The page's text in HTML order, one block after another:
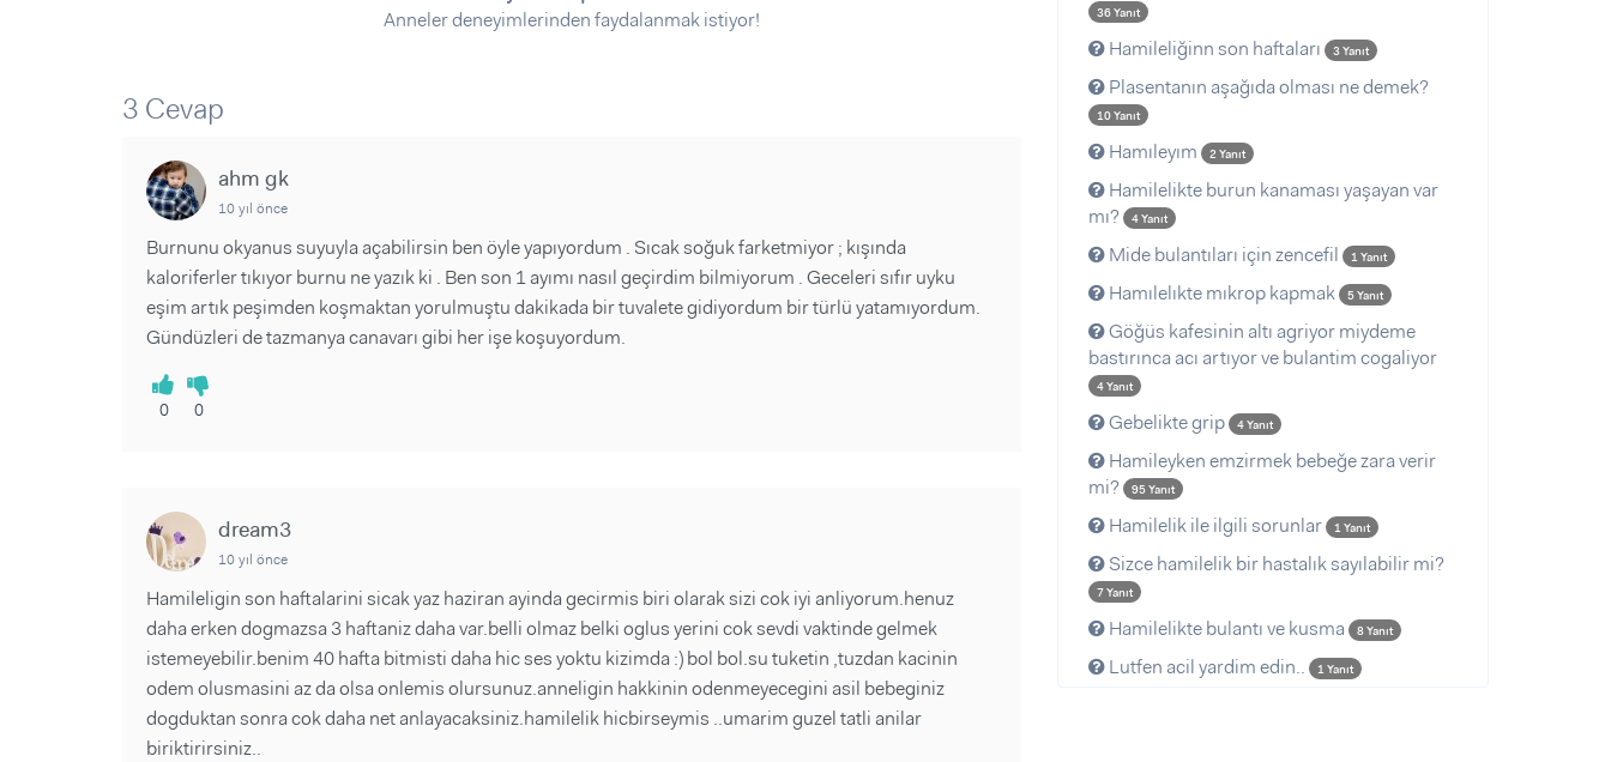
Eğlence
Anneler deneyimlerinden faydalanmak istiyor!
3 Cevap
ahm gk
10 yıl önce
Burnunu okyanus suyuyla açabilirsin ben öyle yapıyordum . Sıcak soğuk farketmiyor ; kışında
kaloriferler tıkıyor burnu ne yazık ki . Ben son 1 ayımı nasıl geçirdim bilmiyorum . Geceleri sıfır uyku
eşim artık peşimden koşmaktan yorulmuştu dakikada bir tuvalete gidiyordum bir türlü yatamıyordum.
Gündüzleri de tazmanya canavarı gibi her işe koşuyordum.
0 0
dream3
10 yıl önce
Hamileligin son haftalarini sicak yaz haziran ayinda gecirmis biri olarak sizi cok iyi anliyorum.henuz
daha erken dogmazsa 3 haftaniz daha var.belli olmaz belki oglus yerini cok sevdi vaktinde gelmek
istemeyebilir.benim 40 hafta bitmisti daha hic ses yoktu kizimda :) bol bol.su tuketin ,tuzdan kacinin
odem olusmasini az da olsa onlemis olursunuz.anneligin hakkinin odenmeyecegini asil bebeginiz
dogduktan sonra cok daha net anlayacaksiniz.hamilelik hicbirseymis ..umarim guzel tatli anilar
biriktirirsiniz..
36 Yanıt
Hamileliğinn son haftaları 3 Yanıt
Plasentanın aşağıda olması ne demek?
10 Yanıt
Hamıleyım 2 Yanıt
Hamilelikte burun kanaması yaşayan var
mı?
4 Yanıt
Mide bulantıları için zencefil 1 Yanıt
Hamılelıkte mıkrop kapmak 5 Yanıt
Göğüs kafesinin altı agriyor miydeme
bastırınca acı artıyor ve bulantim cogaliyor
4 Yanıt
Gebelikte grip 4 Yanıt
Hamileyken emzirmek bebeğe zara verir
mi?
95 Yanıt
Hamilelik ile ilgili sorunlar 1 Yanıt
Sizce hamilelik bir hastalık sayılabilir mi?
7 Yanıt
Hamilelikte bulantı ve kusma 8 Yanıt
Lutfen acil yardim edin.. 1 Yanıt